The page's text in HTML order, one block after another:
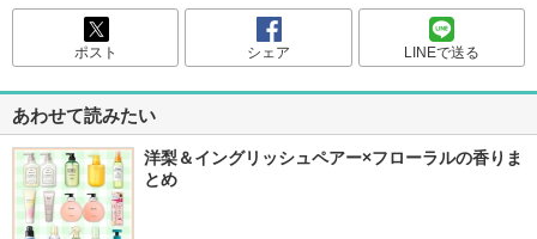
ポスト シェア LINEで送る
あわせて読みたい
洋梨＆イングリッシュペアー×フローラルの香りま
とめ